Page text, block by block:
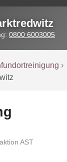
0800 6003005
›
AST